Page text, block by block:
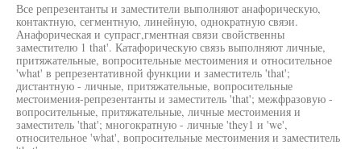
Все репрезентанты и заместители выполняют анафорическую,
контактную, сегментную, линейную, однократную свяэи.
Анафорическая и супрасг,гментная связи свойственны
заместителю 1 that'. Катафорическую связь выполняют личные,
притяжательные, вопросительные местоимения и относительное
'what' в репрезентативной функции и заместитель 'that';
дистантную - личные, притяжательные, вопросительные
местоимения-репрезентанты и заместитель 'that'; межфразовую -
вопросительные, притяжательные, личные местоимения и
заместитель 'that'; многократную - личные 'they1 и 'we',
относительное 'what', вопросительные местоимения и заместитель